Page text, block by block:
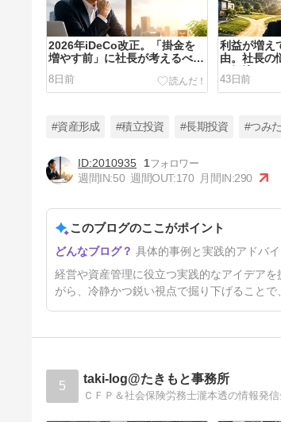
2026年iDeCo改正。「掛金を
増やす前」に社長が考えるべき
こと
8日前
利益が増え
由。社長の
は解決しない
43日前
た時の“逃げ道”とは？
5ヶ月前
#資産形成 #積立投資 #長期投資 #つみ
2010935
1
週間IN:50 週間OUT:170 月間IN:290
このブログのここがポイント
具体的事例と実践的アドバ
経営や資産管理に役立つ実践的なアイデア
がら、冷静かつ鋭い視点で掘り下げること
5 taki-log@たきもと事務所
ＣＦＰ＆社会保険労務士瀧本透の情報発